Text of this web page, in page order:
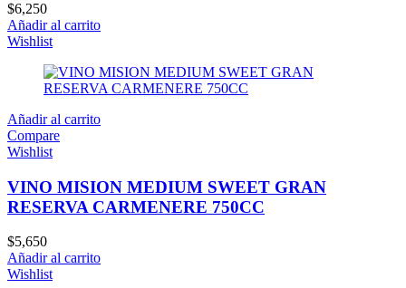
$6,250
Añadir al carrito
Wishlist
Añadir al carrito
Compare
Wishlist
VINO MISION MEDIUM SWEET GRAN
RESERVA CARMENERE 750CC
$5,650
Añadir al carrito
Wishlist